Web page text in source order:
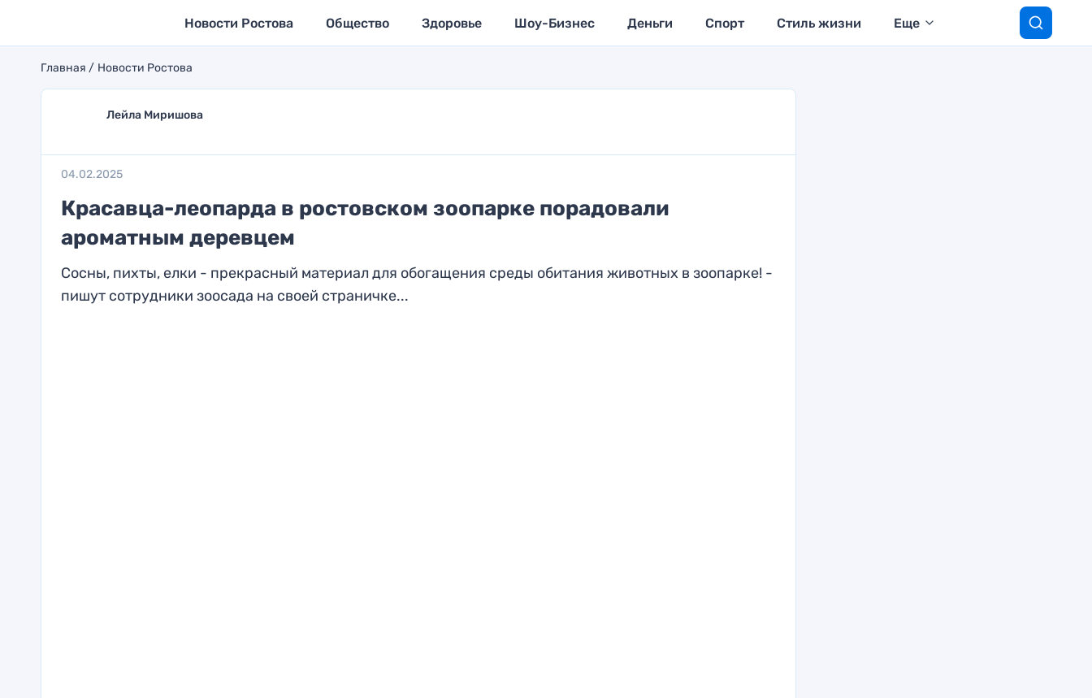
Новости Ростова Общество Здоровье Шоу-Бизнес Деньги Спорт Стиль жизни Еще
Главная Новости Ростова
Лейла Миришова
04.02.2025
Красавца-леопарда в ростовском зоопарке порадовали
ароматным деревцем
Сосны, пихты, елки - прекрасный материал для обогащения среды обитания животных в зоопарке! -
пишут сотрудники зоосада на своей страничке...